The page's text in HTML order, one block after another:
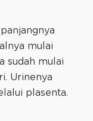
mulai
sudah mulai
Urinenya
plasenta.